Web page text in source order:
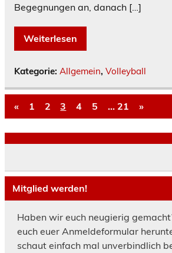
Begegnungen an, danach […]
Weiterlesen
Kategorie: Allgemein, Volleyball
« 1 2 3 4 5 … 21 »
Mitglied werden!
Haben wir euch neugierig
euch euer Anmeldeformular
schaut einfach mal unverbindlich